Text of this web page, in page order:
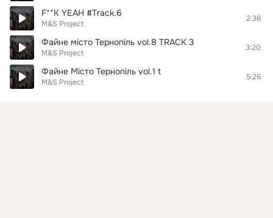
F**K YEAH #Track.6
M&S Project
2:36
Файне місто Тернопіль vol.8 TRACK 3
M&S Project
3:20
Файне Місто Тернопіль vol.1 t
M&S Project
5:26